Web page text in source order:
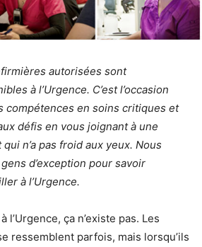
autorisées sont
à l’Urgence. C’est l’occasion
compétences en soins critiques et
défis en vous joignant à une
n’a pas froid aux yeux. Nous
d’exception pour savoir
à l’Urgence.
l’Urgence, ça n’existe pas. Les
ressemblent parfois, mais lorsqu’ils